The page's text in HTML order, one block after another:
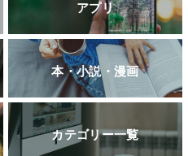
アプリ
本・小説・漫画
カテゴリー一覧